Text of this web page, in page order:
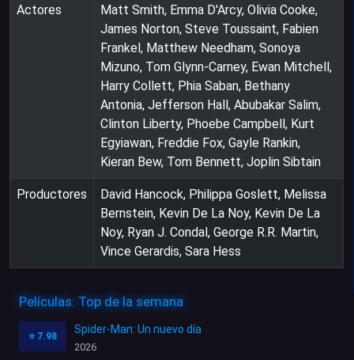
Actores
Matt Smith, Emma D'Arcy, Olivia Cooke,
James Norton, Steve Toussaint, Fabien
Frankel, Matthew Needham, Sonoya
Mizuno, Tom Glynn-Carney, Ewan Mitchell,
Harry Collett, Phia Saban, Bethany
Antonia, Jefferson Hall, Abubakar Salim,
Clinton Liberty, Phoebe Campbell, Kurt
Egyiawan, Freddie Fox, Gayle Rankin,
Kieran Bew, Tom Bennett, Joplin Sibtain
Productores
David Hancock, Philippa Goslett, Melissa
Bernstein, Kevin De La Noy, Kevin De La
Noy, Ryan J. Condal, George R.R. Martin,
Vince Gerardis, Sara Hess
Películas: Top de la semana
⭐ 7.98
Spider-Man: Un nuevo día
2026